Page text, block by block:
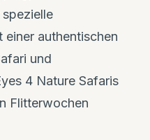
authentischen
und
4 Nature Safaris
Flitterwochen